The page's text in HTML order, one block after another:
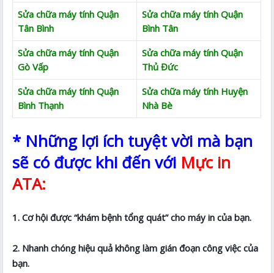
Sửa chữa máy tính Quận
Tân Bình
Sửa chữa máy tính Quận
Bình Tân
Sửa chữa máy tính Quận
Gò Vấp
Sửa chữa máy tính Quận
Thủ Đức
Sửa chữa máy tính Quận
Bình Thạnh
Sửa chữa máy tính Huyện
Nhà Bè
* Những lợi ích tuyệt vời mà bạn
sẽ có được khi đến với Mực in
ATA:
1. Cơ hội được “khám bệnh tổng quát” cho máy in của bạn.
2. Nhanh chóng hiệu quả không làm gián đoạn công việc của
bạn.